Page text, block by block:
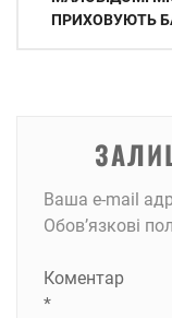
записів
ПРИХОВУЮТЬ
Ваша e-mail
Обов’язкові
Коментар
*